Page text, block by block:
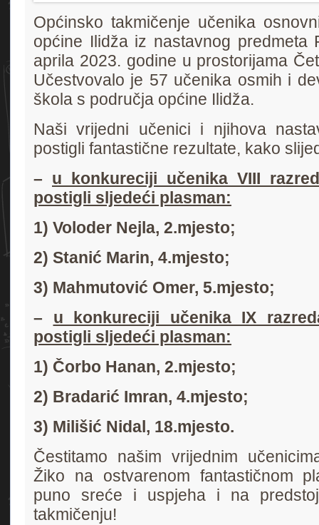
Općinsko takmičenje učenika
općine Ilidža iz nastavnog predmeta
aprila 2023. godine u prostorijama
Učestvovalo je 57 učenika osmih i
škola s područja općine Ilidža.
Naši vrijedni učenici i njihova
postigli fantastične rezultate, kako
– u konkureciji učenika VIII
postigli sljedeći plasman:
1) Voloder Nejla, 2.mjesto;
2) Stanić Marin, 4.mjesto;
3) Mahmutović Omer, 5.mjesto;
– u konkureciji učenika IX
postigli sljedeći plasman:
1) Čorbo Hanan, 2.mjesto;
2) Bradarić Imran, 4.mjesto;
3) Milišić Nidal, 18.mjesto.
Čestitamo našim vrijednim
Žiko na ostvarenom fantastičnom
puno sreće i uspjeha i na
takmičenju!